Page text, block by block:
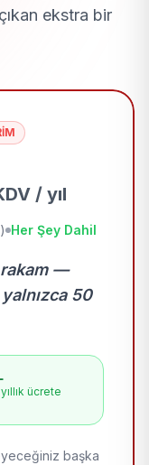
ekstra bir
/ yıl
Her Şey Dahil
—
50
ücrete
başka